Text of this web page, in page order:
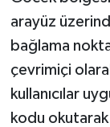
arayüz
bağlama
çevrimiçi
kullanıcılar
kodu